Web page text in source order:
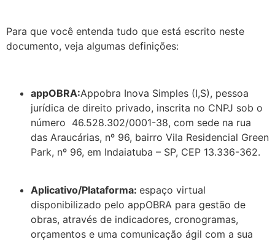
Para que você entenda tudo que está escrito neste
documento, veja algumas definições:
appOBRA:Appobra Inova Simples (I,S), pessoa
jurídica de direito privado, inscrita no CNPJ sob o
número 46.528.302/0001-38, com sede na rua
das Araucárias, nº 96, bairro Vila Residencial Green
Park, nº 96, em Indaiatuba – SP, CEP 13.336-362.
Aplicativo/Plataforma: espaço virtual
disponibilizado pelo appOBRA para gestão de
obras, através de indicadores, cronogramas,
orçamentos e uma comunicação ágil com a sua